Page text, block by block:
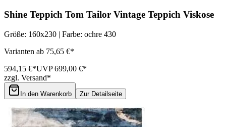
Shine Teppich Tom Tailor Vintage Teppich Viskose
Größe: 160x230 | Farbe: ochre 430
Varianten ab 75,65 €*
594,15 €*UVP 699,00 €*
zzgl. Versand*
In den Warenkorb Zur Detailseite